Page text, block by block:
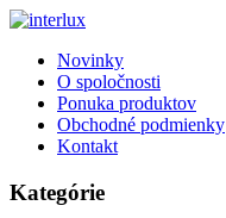
Novinky
O spoločnosti
Ponuka produktov
Obchodné podmienky
Kontakt
Kategórie